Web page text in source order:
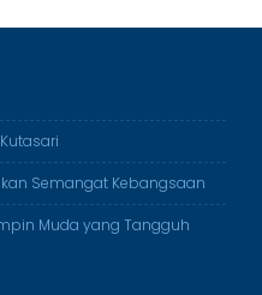
Semangat Kebangsaan
Muda yang Tangguh